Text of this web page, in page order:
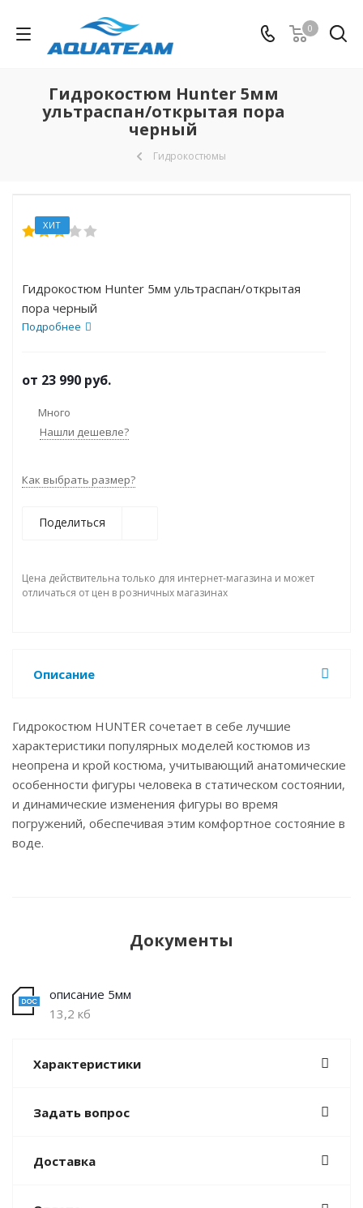
0
Гидрокостюм Hunter 5мм
ультраспан/открытая пора
черный
Гидрокостюмы
ХИТ
Гидрокостюм Hunter 5мм ультраспан/открытая
пора черный
Подробнее
от 23 990 руб.
Много
Нашли дешевле?
Как выбрать размер?
Поделиться
Цена действительна только для интернет-магазина и может
отличаться от цен в розничных магазинах
Описание
Гидрокостюм HUNTER сочетает в себе лучшие
характеристики популярных моделей костюмов из
неопрена и крой костюма, учитывающий анатомические
особенности фигуры человека в статическом состоянии,
и динамические изменения фигуры во время
погружений, обеспечивая этим комфортное состояние в
воде.
Документы
описание 5мм
13,2 кб
Характеристики
Задать вопрос
Доставка